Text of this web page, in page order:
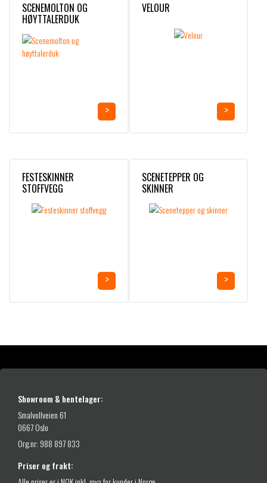
SCENEMOLTON OG
HØYTTALERDUK
VELOUR
FESTESKINNER
STOFFVEGG
SCENETEPPER OG
SKINNER
Showroom & hentelager:
Smalvollveien 61
0667 Oslo
Org.nr: 988 897 833
Priser og frakt: